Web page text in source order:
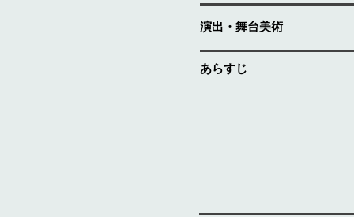
演出・舞台美術
あらすじ